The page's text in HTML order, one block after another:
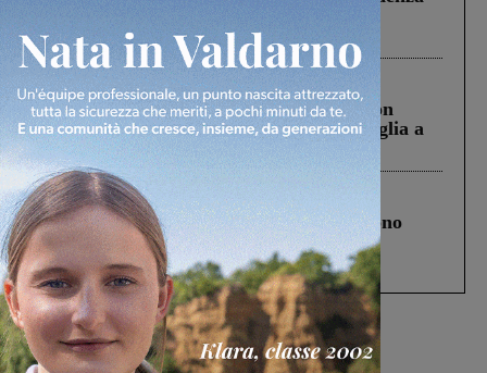
ringraziamento al Governo”
Cronaca 3 Agosto 2026
Scomparso da una struttura di Castiglion
Fiorentino l’uomo che aveva ucciso la figlia a
Levane nel 2020
Cronaca 4 Agosto 2026
Un anno fa la strage in A1 in cui morirono
Gianni, Giulia e Franco. Lo schianto, il
processo, lo stop ai sorpassi fra tir....